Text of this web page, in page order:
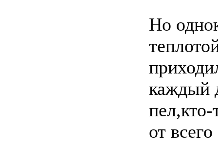
Но
каждый
от